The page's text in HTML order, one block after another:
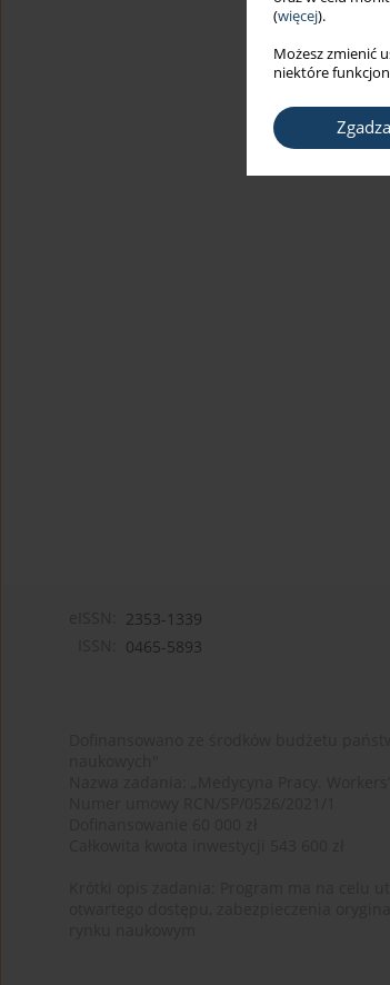
(więcej).
Możesz zmienić
niektóre
2353-1339
0465-5893